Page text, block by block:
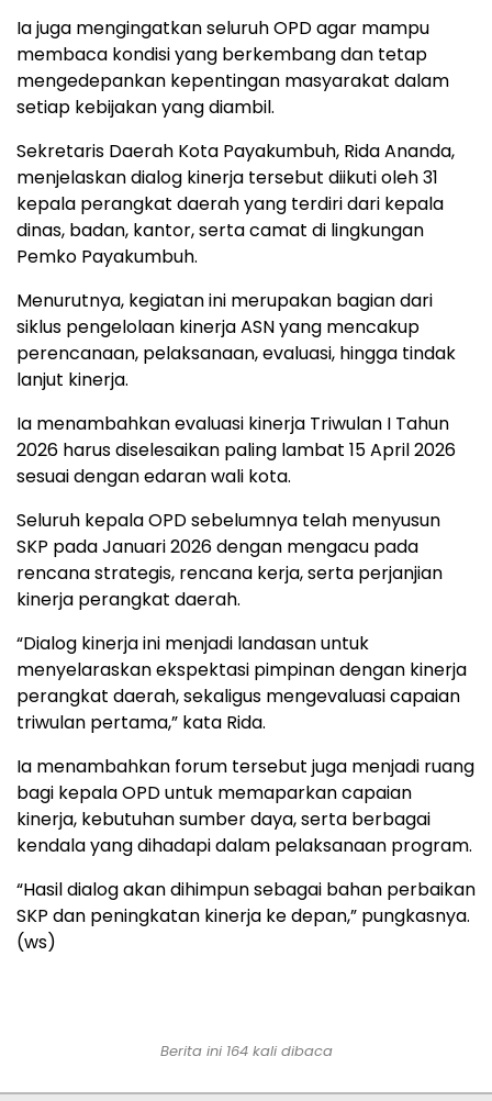
Ia juga mengingatkan seluruh OPD agar mampu
membaca kondisi yang berkembang dan tetap
mengedepankan kepentingan masyarakat dalam
setiap kebijakan yang diambil.
Sekretaris Daerah Kota Payakumbuh, Rida Ananda,
menjelaskan dialog kinerja tersebut diikuti oleh 31
kepala perangkat daerah yang terdiri dari kepala
dinas, badan, kantor, serta camat di lingkungan
Pemko Payakumbuh.
Menurutnya, kegiatan ini merupakan bagian dari
siklus pengelolaan kinerja ASN yang mencakup
perencanaan, pelaksanaan, evaluasi, hingga tindak
lanjut kinerja.
Ia menambahkan evaluasi kinerja Triwulan I Tahun
2026 harus diselesaikan paling lambat 15 April 2026
sesuai dengan edaran wali kota.
Seluruh kepala OPD sebelumnya telah menyusun
SKP pada Januari 2026 dengan mengacu pada
rencana strategis, rencana kerja, serta perjanjian
kinerja perangkat daerah.
“Dialog kinerja ini menjadi landasan untuk
menyelaraskan ekspektasi pimpinan dengan kinerja
perangkat daerah, sekaligus mengevaluasi capaian
triwulan pertama,” kata Rida.
Ia menambahkan forum tersebut juga menjadi ruang
bagi kepala OPD untuk memaparkan capaian
kinerja, kebutuhan sumber daya, serta berbagai
kendala yang dihadapi dalam pelaksanaan program.
“Hasil dialog akan dihimpun sebagai bahan perbaikan
SKP dan peningkatan kinerja ke depan,” pungkasnya.
(ws)
Berita ini 164 kali dibaca